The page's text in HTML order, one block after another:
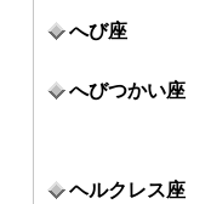
へび座
へびつかい座
ヘルクレス座